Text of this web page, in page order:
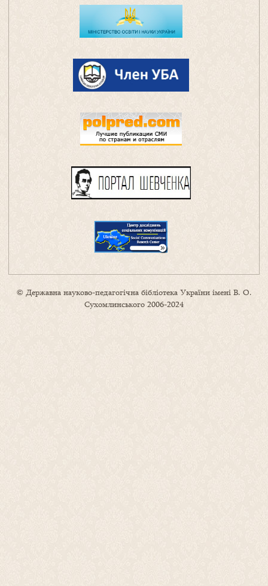
© Державна науково-педагогічна бібліотека України імені В. О.
Сухомлинського 2006-2024